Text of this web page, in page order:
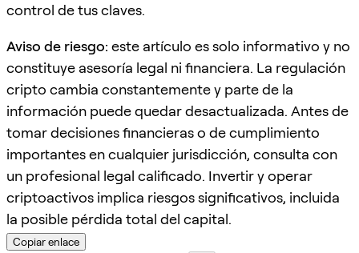
control de tus claves.
Aviso de riesgo: este artículo es solo informativo y no
constituye asesoría legal ni financiera. La regulación
cripto cambia constantemente y parte de la
información puede quedar desactualizada. Antes de
tomar decisiones financieras o de cumplimiento
importantes en cualquier jurisdicción, consulta con
un profesional legal calificado. Invertir y operar
criptoactivos implica riesgos significativos, incluida
la posible pérdida total del capital.
Copiar enlace